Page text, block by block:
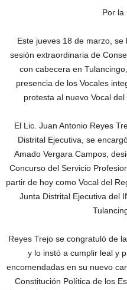
Por la
Este jueves 18 de marzo,
sesión extraordinaria de
con cabecera en
presencia de los Vocales
protesta al nuevo Vocal
El Lic. Juan Antonio Reyes
Distrital Ejecutiva, se
Amado Vergara Campos,
Concurso del Servicio
partir de hoy como Vocal del
Junta Distrital Ejecutiva del
Reyes Trejo se congratuló de
y lo instó a cumplir leal y
encomendadas en su nuevo
Constitución Política de los